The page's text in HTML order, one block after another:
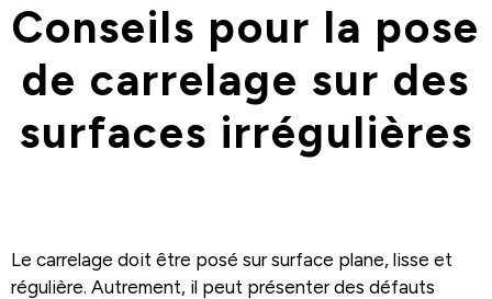
Conseils pour la pose
de carrelage sur des
surfaces irrégulières
Le carrelage doit être posé sur surface plane, lisse et
régulière. Autrement, il peut présenter des défauts